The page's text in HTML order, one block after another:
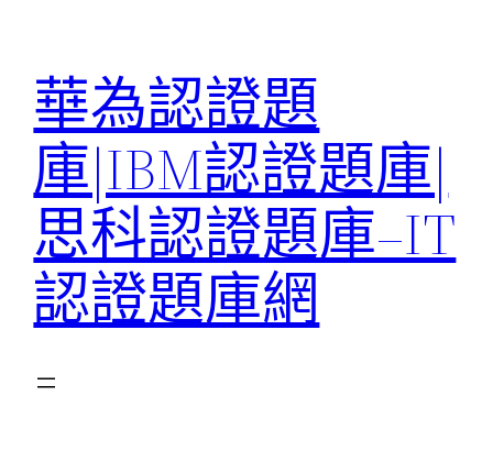
華為認證題
庫|IBM認證題庫|
思科認證題庫–IT
認證題庫網